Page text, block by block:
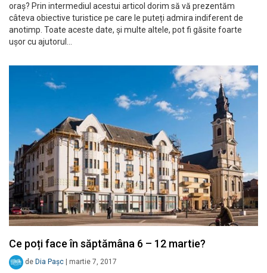
oraș? Prin intermediul acestui articol dorim să vă prezentăm
câteva obiective turistice pe care le puteți admira indiferent de
anotimp. Toate aceste date, și multe altele, pot fi găsite foarte
ușor cu ajutorul…
Ce poți face în săptămâna 6 – 12 martie?
de Dia Pașc martie 7, 2017